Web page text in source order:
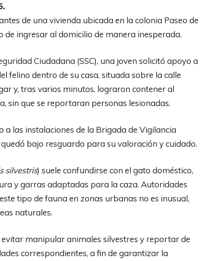
de una vivienda ubicada en la colonia Paseo de
de ingresar al domicilio de manera inesperada.
Ciudadana (SSC), una joven solicitó apoyo a
felino dentro de su casa, situada sobre la calle
y, tras varios minutos, lograron contener al
sin que se reportaran personas lesionadas.
las instalaciones de la Brigada de Vigilancia
bajo resguardo para su valoración y cuidado.
silvestris) suele confundirse con el gato doméstico,
y garras adaptadas para la caza. Autoridades
tipo de fauna en zonas urbanas no es inusual,
naturales.
manipular animales silvestres y reportar de
correspondientes, a fin de garantizar la